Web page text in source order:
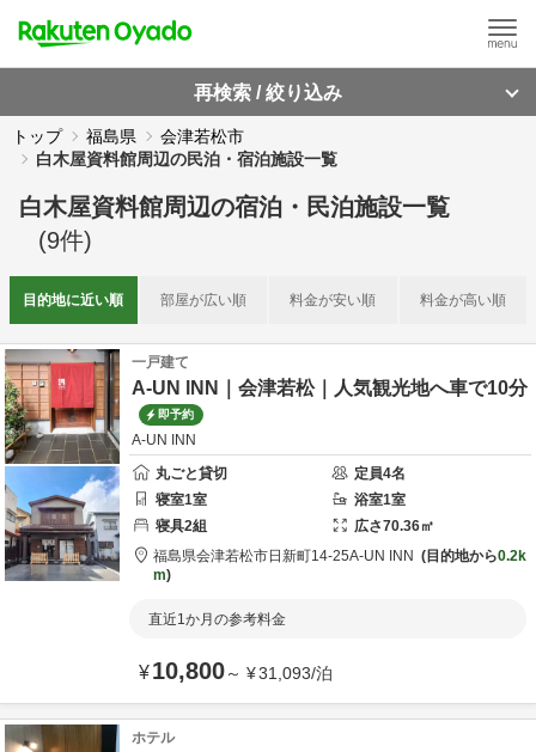
再検索 / 絞り込み
トップ 福島県
会津若松市
白木屋資料館周辺の民泊・宿泊施設一覧
白木屋資料館周辺の宿泊・民泊施設一覧
(9件)
目的地に近い順 部屋が広い順 料金が安い順 料金が高い順
一戸建て
A-UN lNN｜会津若松｜人気観光地へ車で10分
即予約
A-UN INN
丸ごと貸切
定員4名
寝室1室 浴室1室
寝具2組 広さ70.36㎡
福島県会津若松市日新町14-25A-UN INN 目的地から0.2k
m
直近1か月の参考料金
¥10,800～ ¥31,093/泊
ホテル